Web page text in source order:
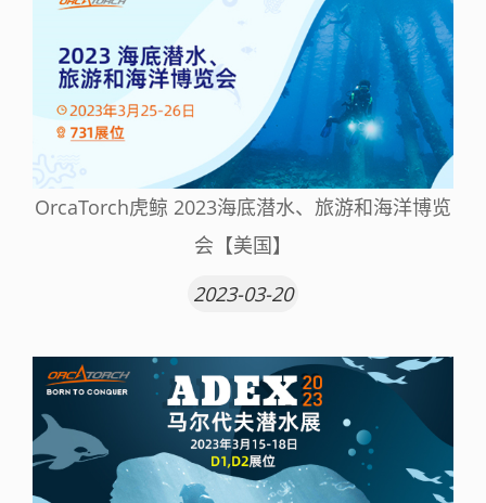
OrcaTorch虎鲸 2023海底潜水、旅游和海洋博览
会【美国】
2023-03-20